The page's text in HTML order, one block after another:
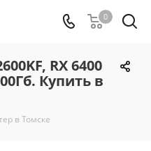
0
RX 6400
Купить в
в Томске